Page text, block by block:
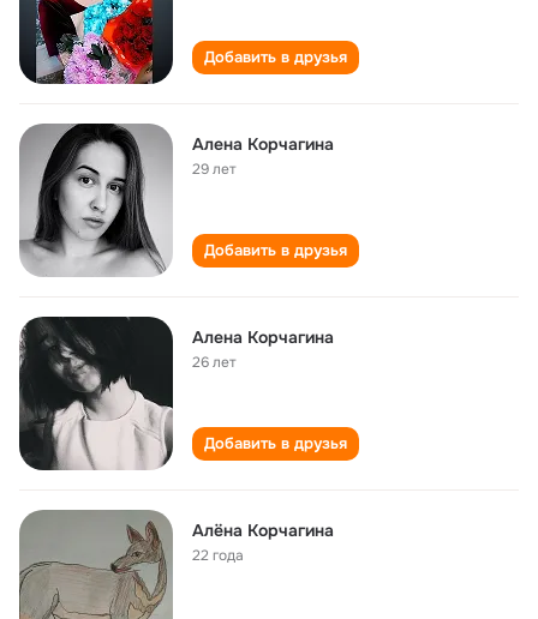
Добавить в друзья
Алена Корчагина
29 лет
Добавить в друзья
Алена Корчагина
26 лет
Добавить в друзья
Алёна Корчагина
22 года